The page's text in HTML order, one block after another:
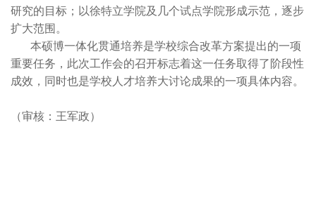
研究的目标；以徐特立学院及几个试点学院形成示范，逐步
扩大范围。
本硕博一体化贯通培养是学校综合改革方案提出的一项
重要任务，此次工作会的召开标志着这一任务取得了阶段性
成效，同时也是学校人才培养大讨论成果的一项具体内容。
（审核：王军政）